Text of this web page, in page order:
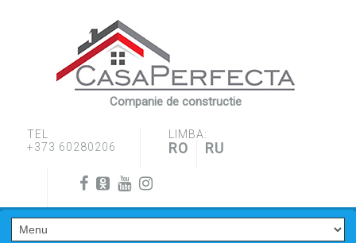
Companie de constructie
TEL
+373 60280206
LIMBA:
RO RU